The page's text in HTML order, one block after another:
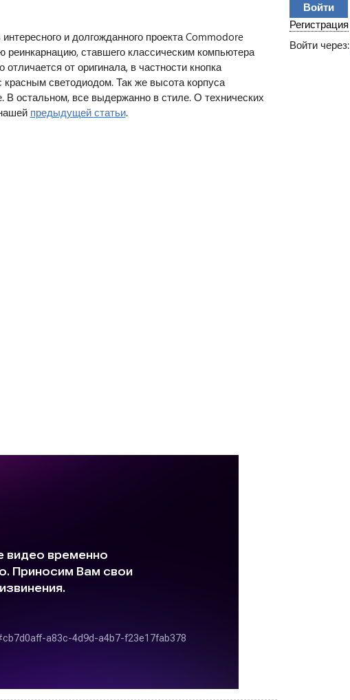
и долгожданного проекта Commodore
ставшего классическим компьютера
от оригинала, в частности кнопка
светодиодом. Так же высота корпуса
остальном, все выдержанно в стиле. О технических
предыдущей статьи.
Регистрация
Войти через: